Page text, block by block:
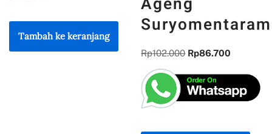
Tambah ke keranjang
Suryomentaram
Rp102.000 Rp86.700